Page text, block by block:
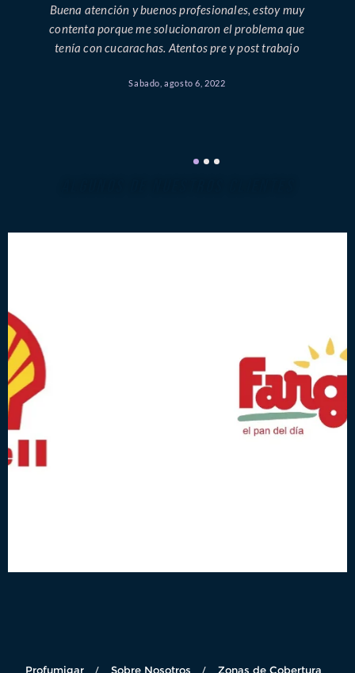
Buena atención y buenos profesionales, estoy muy
contenta porque me solucionaron el problema que
tenía con cucarachas. Atentos pre y post trabajo
Sabado, agosto 6, 2022
Profumigar Sobre Nosotros Zonas de Cobertura